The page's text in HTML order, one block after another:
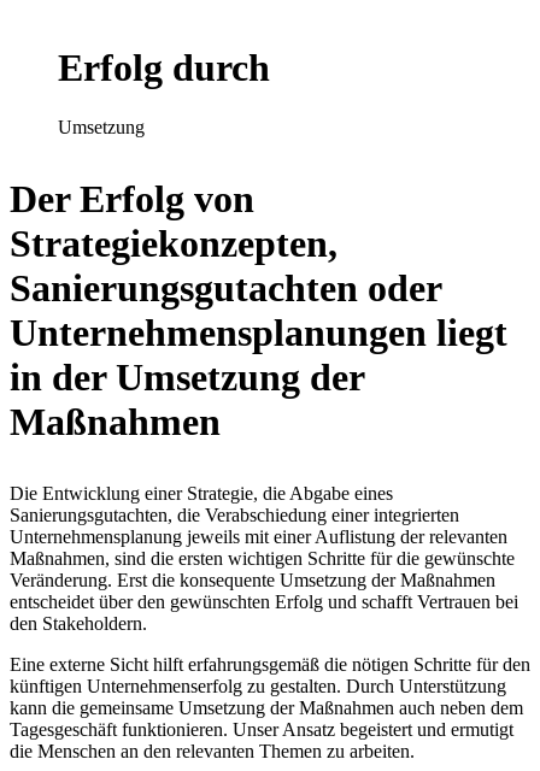
Erfolg durch
Umsetzung
Der Erfolg von
Strategiekonzepten,
Sanierungsgutachten oder
Unternehmensplanungen liegt
in der Umsetzung der
Maßnahmen
Die Entwicklung einer Strategie, die Abgabe eines
Sanierungsgutachten, die Verabschiedung einer integrierten
Unternehmensplanung jeweils mit einer Auflistung der relevanten
Maßnahmen, sind die ersten wichtigen Schritte für die gewünschte
Veränderung. Erst die konsequente Umsetzung der Maßnahmen
entscheidet über den gewünschten Erfolg und schafft Vertrauen bei
den Stakeholdern.
Eine externe Sicht hilft erfahrungsgemäß die nötigen Schritte für den
künftigen Unternehmenserfolg zu gestalten. Durch Unterstützung
kann die gemeinsame Umsetzung der Maßnahmen auch neben dem
Tagesgeschäft funktionieren. Unser Ansatz begeistert und ermutigt
die Menschen an den relevanten Themen zu arbeiten.